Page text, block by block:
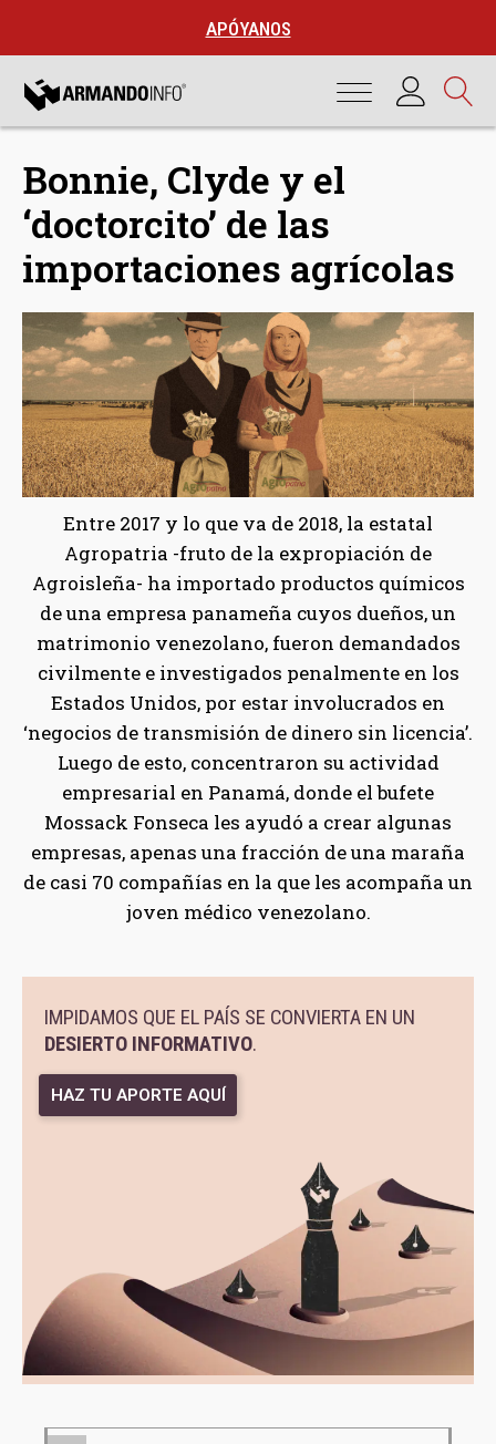
APÓYANOS
Bonnie, Clyde y el
‘doctorcito’ de las
importaciones agrícolas
Entre 2017 y lo que va de 2018, la estatal
Agropatria -fruto de la expropiación de
Agroisleña- ha importado productos químicos
de una empresa panameña cuyos dueños, un
matrimonio venezolano, fueron demandados
civilmente e investigados penalmente en los
Estados Unidos, por estar involucrados en
‘negocios de transmisión de dinero sin licencia’.
Luego de esto, concentraron su actividad
empresarial en Panamá, donde el bufete
Mossack Fonseca les ayudó a crear algunas
empresas, apenas una fracción de una maraña
de casi 70 compañías en la que les acompaña un
joven médico venezolano.
IMPIDAMOS QUE EL PAÍS SE CONVIERTA EN UN
DESIERTO INFORMATIVO.
HAZ TU APORTE AQUÍ